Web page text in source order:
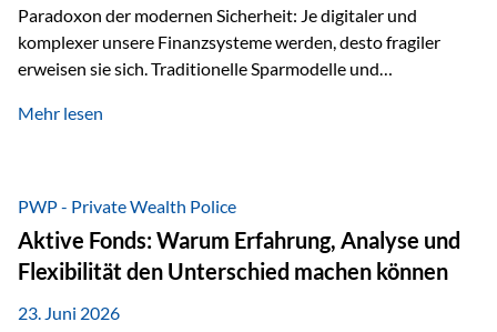
Paradoxon der modernen Sicherheit: Je digitaler und
komplexer unsere Finanzsysteme werden, desto fragiler
erweisen sie sich. Traditionelle Sparmodelle und
unumstößlich galten, versagen angesichts der expansiven
Nostalgie dar, sondern ist die modernste und strategisch
klügste Antwort auf globale Instabilität. Physische Werte
und der richtige Rechtsstandort sind heute keine bloße
Option mehr, sondern eine strategische Notwendigkeit. 1.
Der massive Aufwand hinter einem winzigen…
Mehr lesen
PWP - Private Wealth Police
Aktive Fonds: Warum Erfahrung, Analyse und
Flexibilität den Unterschied machen können
23. Juni 2026